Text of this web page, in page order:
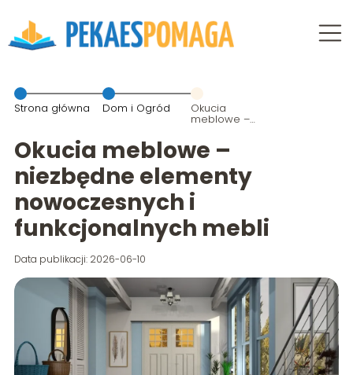
Strona główna Dom i Ogród Okucia
meblowe –
nowoczesnych
funkcjonalnych
mebli
Okucia meblowe –
niezbędne elementy
nowoczesnych i
funkcjonalnych mebli
Data publikacji: 2026-06-10